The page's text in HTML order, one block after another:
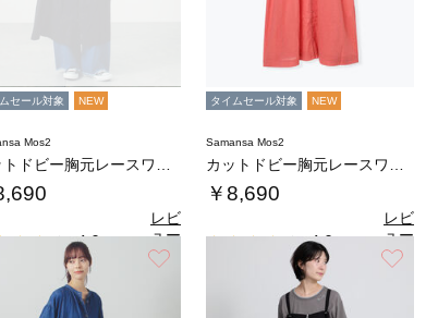
セール対象 NEW
Mos2
4.0（1）
レビ
ュー
を見
る
タイムセール対象 NEW
Samansa Mos2
￥8,690
4.0（1）
レビ
ュー
を見
る